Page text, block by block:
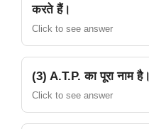
करते हैं।
Click to see answer
(3) A.T.P. का पूरा नाम है।
Click to see answer